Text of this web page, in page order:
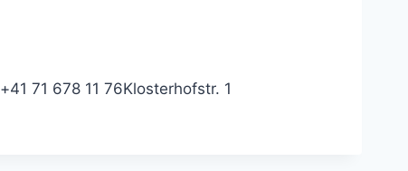
+41 71 678 11 76Klosterhofstr. 1